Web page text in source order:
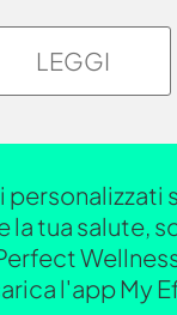
LEGGI
personalizzati
la tua salute,
l'app My